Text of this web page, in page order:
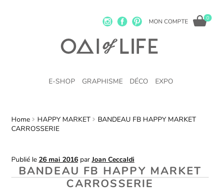
MON COMPTE 0
E-SHOP GRAPHISME DÉCO EXPO
Home HAPPY MARKET
BANDEAU FB HAPPY MARKET
CARROSSERIE
Publié le 26 mai 2016 parJoan Ceccaldi
BANDEAU FB HAPPY MARKET
CARROSSERIE